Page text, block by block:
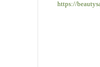
https://